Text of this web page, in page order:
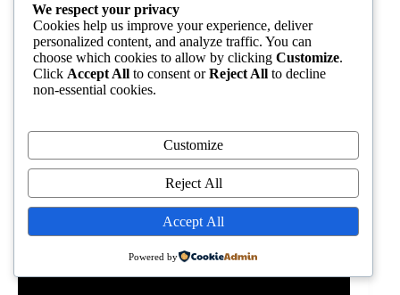
We respect your privacy
Cookies help us improve your experience, deliver
personalized content, and analyze traffic. You can
choose which cookies to allow by clicking Customize.
Click Accept All to consent orReject All to decline
non-essential cookies.
Customize
Reject All
Accept All
Powered by